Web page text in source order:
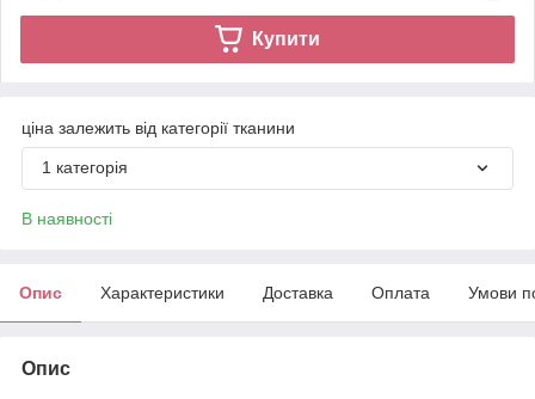
Купити
ціна залежить від категорії тканини
1 категорія
В наявності
Опис Характеристики Доставка Оплата Умови
Опис